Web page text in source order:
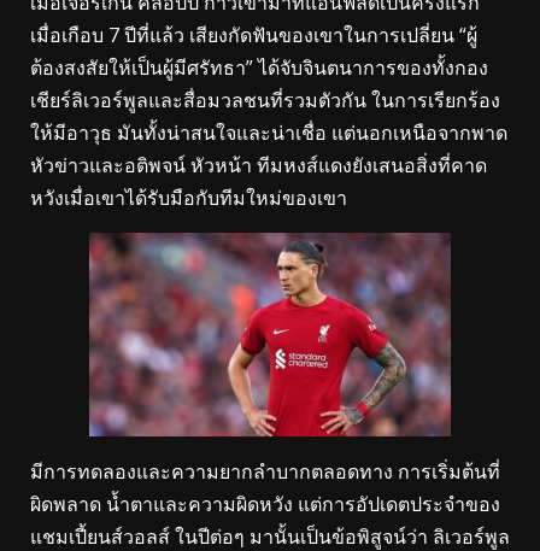
เมื่อเกือบ 7 ปีที่แล้ว เสียงกัดฟันของเขาในการเปลี่ยน “ผู้
ต้องสงสัยให้เป็นผู้มีศรัทธา” ได้จับจินตนาการของทั้งกอง
เชียร์ลิเวอร์พูลและสื่อมวลชนที่รวมตัวกัน ในการเรียกร้อง
ให้มีอาวุธ มันทั้งน่าสนใจและน่าเชื่อ แต่นอกเหนือจากพาด
หัวข่าวและอติพจน์ หัวหน้า ทีมหงส์แดงยังเสนอสิ่งที่คาด
หวังเมื่อเขาได้รับมือกับทีมใหม่ของเขา
มีการทดลองและความยากลำบากตลอดทาง การเริ่มต้นที่
ผิดพลาด น้ำตาและความผิดหวัง แต่การอัปเดตประจำของ
แชมเปี้ยนส์วอลส์ ในปีต่อๆ มานั้นเป็นข้อพิสูจน์ว่า ลิเวอร์พูล